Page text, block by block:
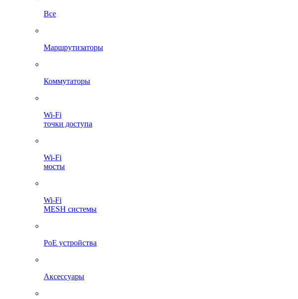
Все
Маршрутизаторы
Коммутаторы
Wi-Fi
точки доступа
Wi-Fi
мосты
Wi-Fi
MESH системы
PoE устройства
Аксессуары